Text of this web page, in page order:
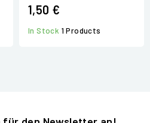
1,50 €
In Stock 1 Products